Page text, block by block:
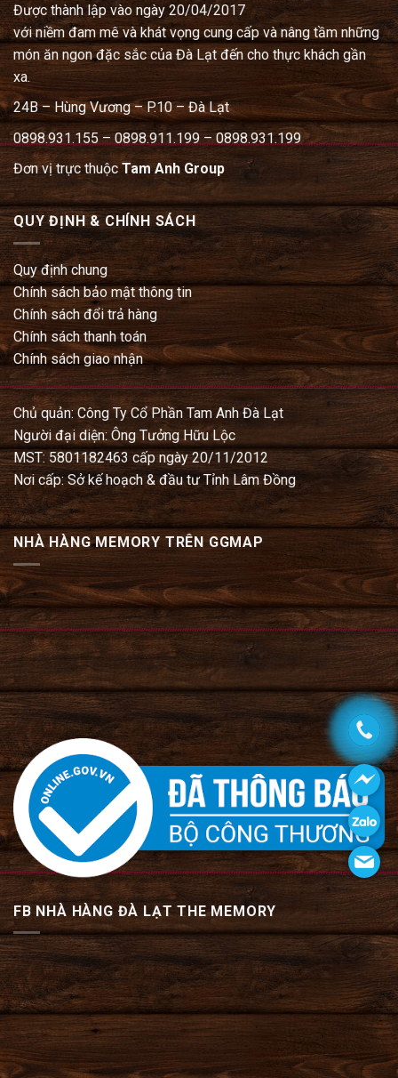
Được thành lập vào ngày 20/04/2017
với niềm đam mê và khát vọng cung cấp và nâng tầm những
món ăn ngon đặc sắc của Đà Lạt đến cho thực khách gần
xa.
24B – Hùng Vương – P.10 – Đà Lạt
0898.931.155 – 0898.911.199 – 0898.931.199
Đơn vị trực thuộcTam Anh Group
QUY ĐỊNH & CHÍNH SÁCH
Quy định chung
Chính sách bảo mật thông tin
Chính sách đổi trả hàng
Chính sách thanh toán
Chính sách giao nhận
Chủ quản: Công Ty Cổ Phần Tam Anh Đà Lạt
Người đại diện: Ông Tưởng Hữu Lộc
MST: 5801182463 cấp ngày 20/11/2012
Nơi cấp: Sở kế hoạch & đầu tư Tỉnh Lâm Đồng
NHÀ HÀNG MEMORY TRÊN GGMAP
FB NHÀ HÀNG ĐÀ LẠT THE MEMORY